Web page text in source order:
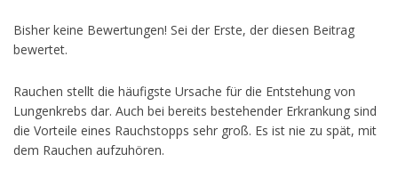
Bisher keine Bewertungen! Sei der Erste, der diesen Beitrag
bewertet.
Rauchen stellt die häufigste Ursache für die Entstehung von
Lungenkrebs dar. Auch bei bereits bestehender Erkrankung sind
die Vorteile eines Rauchstopps sehr groß. Es ist nie zu spät, mit
dem Rauchen aufzuhören.